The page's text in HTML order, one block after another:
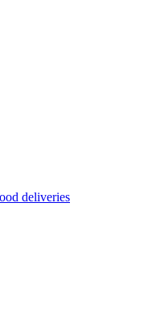
deliveries